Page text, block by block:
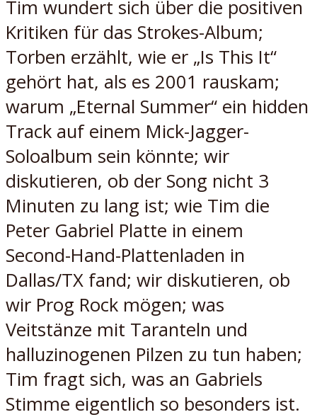
Tim wundert sich über die positiven
Kritiken für das Strokes-Album;
Torben erzählt, wie er „Is This It“
gehört hat, als es 2001 rauskam;
warum „Eternal Summer“ ein hidden
Track auf einem Mick-Jagger-
Soloalbum sein könnte; wir
diskutieren, ob der Song nicht 3
Minuten zu lang ist; wie Tim die
Peter Gabriel Platte in einem
Second-Hand-Plattenladen in
Dallas/TX fand; wir diskutieren, ob
wir Prog Rock mögen; was
Veitstänze mit Taranteln und
halluzinogenen Pilzen zu tun haben;
Tim fragt sich, was an Gabriels
Stimme eigentlich so besonders ist.